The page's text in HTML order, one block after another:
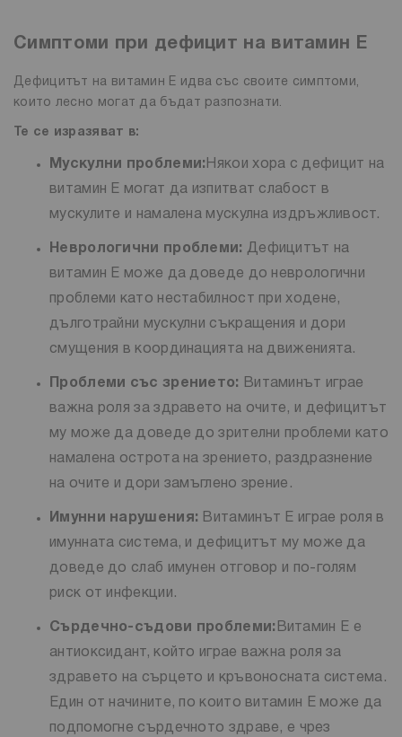
Симптоми при дефицит на витамин Е
Дефицитът на витамин Е идва със своите симптоми,
които лесно могат да бъдат разпознати.
Те се изразяват в:
Мускулни проблеми: Някои хора с дефицит на
витамин Е могат да изпитват слабост в
мускулите и намалена мускулна издръжливост.
Неврологични проблеми: Дефицитът на
витамин Е може да доведе до неврологични
проблеми като нестабилност при ходене,
дълготрайни мускулни съкращения и дори
смущения в координацията на движенията.
Проблеми със зрението:
Витаминът играе
важна роля за здравето на очите, и дефицитът
му може да доведе до зрителни проблеми като
намалена острота на зрението, раздразнение
на очите и дори замъглено зрение.
Имунни нарушения: Витаминът Е играе роля в
имунната система, и дефицитът му може да
доведе до слаб имунен отговор и по-голям
риск от инфекции.
Сърдечно-съдови проблеми: Витамин Е е
антиоксидант, който играе важна роля за
здравето на сърцето и кръвоносната система.
Един от начините, по които витамин Е може да
подпомогне сърдечното здраве, е чрез